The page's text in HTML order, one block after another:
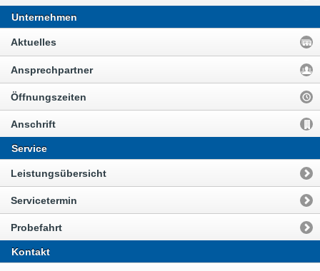
Unternehmen
Aktuelles
Ansprechpartner
Öffnungszeiten
Anschrift
Service
Leistungsübersicht
Servicetermin
Probefahrt
Kontakt